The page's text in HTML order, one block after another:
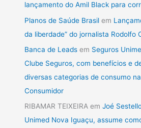
lançamento do Amil Black para
Planos de Saúde Brasil em
da liberdade” do jornalista Rodolfo
Banca de Leads em Seguros
Clube Seguros, com benefícios e
diversas categorias de consumo
Consumidor
RIBAMAR TEIXEIRA emJoé
Unimed Nova Iguaçu, assume